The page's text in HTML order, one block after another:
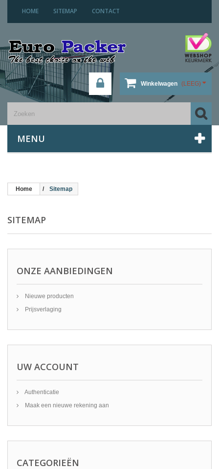
HOME SITEMAP CONTACT
Winkelwagen (LEEG)
MENU
Home Sitemap
SITEMAP
ONZE AANBIEDINGEN
Nieuwe producten
Prijsverlaging
UW ACCOUNT
Authenticatie
Maak een nieuwe rekening aan
CATEGORIEËN